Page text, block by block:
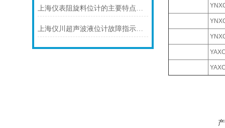
上海仪表阻旋料位计的主要特点可归纳如下
上海仪川超声波液位计故障指示灯常亮的解决方案